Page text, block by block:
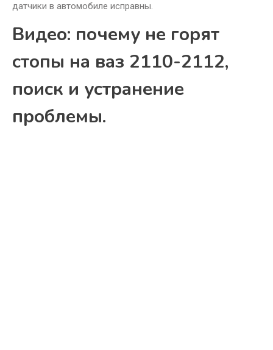
датчики в автомобиле исправны.
Видео: почему не горят
стопы на ваз 2110-2112,
поиск и устранение
проблемы.